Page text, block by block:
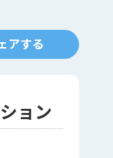
アする
ョン